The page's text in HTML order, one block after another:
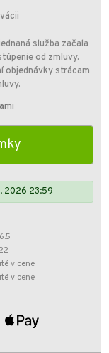
služba začala
od zmluvy.
objednávky strácam
2026 23:59
v cene
v cene